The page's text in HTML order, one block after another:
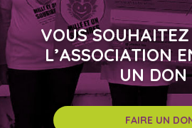
VOUS
L’ASSOCIATION
UN DON
FAIRE UN